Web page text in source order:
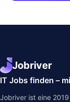
Jobriver
IT Jobs finden –
Jobriver ist eine